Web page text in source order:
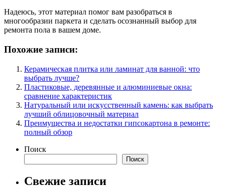
Надеюсь, этот материал помог вам разобраться в
многообразии паркета и сделать осознанный выбор для
ремонта пола в вашем доме.
Похожие записи:
Керамическая плитка или ламинат для ванной: что
выбрать лучше?
Пластиковые, деревянные и алюминиевые окна:
сравнение характеристик
Натуральный или искусственный камень: как выбрать
лучший облицовочный материал
Преимущества и недостатки гипсокартона в ремонте:
полный обзор
Поиск
Поиск
Свежие записи